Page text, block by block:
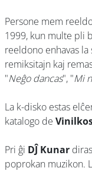
Persone mem
1999, kun multe pli
reeldono enhavas
remiksitajn kaj
"Neĝo dancas", "Mi
La k-disko estas
katalogo de
Pri ĝi DĴ Kunar
poprokan muzikon.